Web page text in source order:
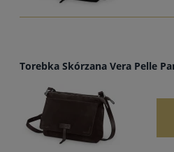
Torebka Skórzana Vera Pelle